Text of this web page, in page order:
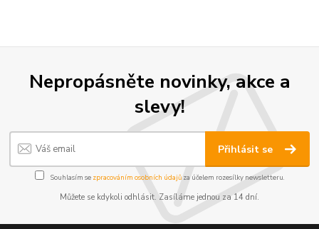
Nepropásněte novinky, akce a
slevy!
Přihlásit se
Souhlasím se zpracováním osobních údajůza účelem rozesílky newsletteru.
Můžete se kdykoli odhlásit. Zasíláme jednou za 14 dní.